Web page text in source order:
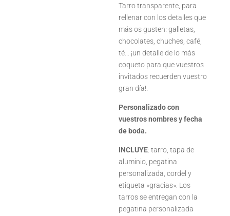
Tarro transparente, para
rellenar con los detalles que
más os gusten: galletas,
chocolates, chuches, café,
té… ¡un detalle de lo más
coqueto para que vuestros
invitados recuerden vuestro
gran día!.
Personalizado con
vuestros nombres y fecha
de boda.
INCLUYE: tarro, tapa de
aluminio, pegatina
personalizada, cordel y
etiqueta «gracias». Los
tarros se entregan con la
pegatina personalizada